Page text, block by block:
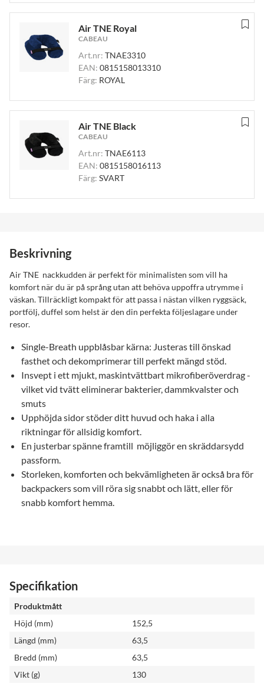
Air TNE Royal
CABEAU
Art.nr: TNAE3310
EAN: 0815158013310
Färg: ROYAL
Air TNE Black
CABEAU
Art.nr: TNAE6113
EAN: 0815158016113
Färg: SVART
Beskrivning
Air TNE nackkudden är perfekt för minimalisten som vill ha
komfort när du är på språng utan att behöva uppoffra utrymme i
väskan. Tillräckligt kompakt för att passa i nästan vilken ryggsäck,
portfölj, duffel som helst är den din perfekta följeslagare under
resor.
Single-Breath uppblåsbar kärna: Justeras till önskad
fasthet och dekomprimerar till perfekt mängd stöd.
Insvept i ett mjukt, maskintvättbart mikrofiberöverdrag -
vilket vid tvätt eliminerar bakterier, dammkvalster och
smuts
Upphöjda sidor stöder ditt huvud och haka i alla
riktningar för allsidig komfort.
En justerbar spänne framtill möjliggör en skräddarsydd
passform.
Storleken, komforten och bekvämligheten är också bra för
backpackers som vill röra sig snabbt och lätt, eller för
snabb komfort hemma.
Specifikation
Produktmått
Höjd (mm)
152,5
Längd (mm)
63,5
Bredd (mm)
63,5
Vikt (g)
130